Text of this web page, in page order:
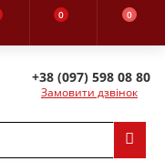
0 0
+38 (097) 598 08 80
Замовити дзвінок